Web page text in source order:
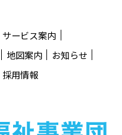
サービス案内
地図案内
お知らせ
採用情報